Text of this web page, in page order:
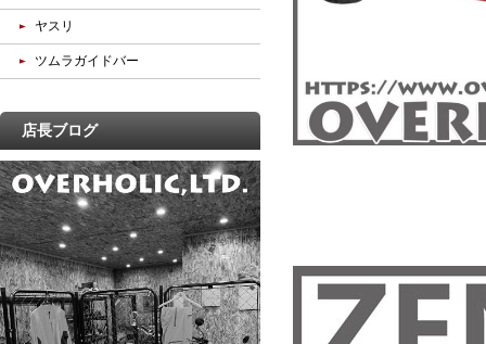
ヤスリ
ツムラガイドバー
店長ブログ